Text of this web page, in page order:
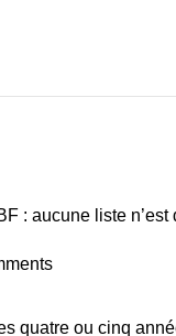
: aucune liste
quatre ou cinq